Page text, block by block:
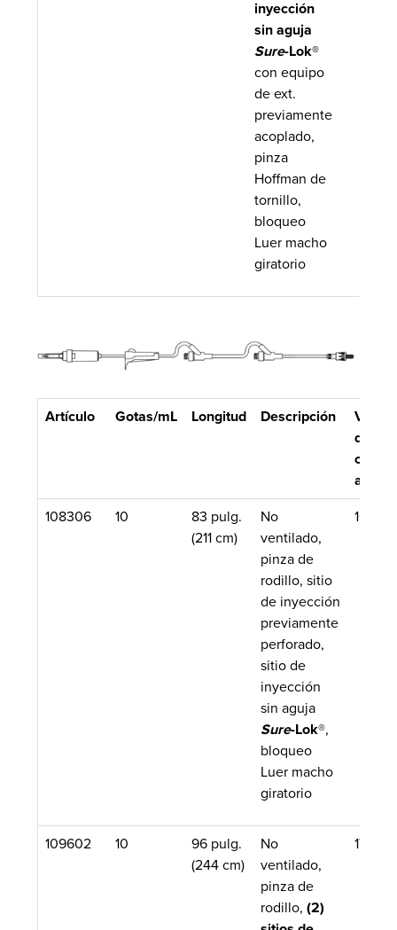
inyección
sin aguja
Sure-Lok®
con equipo
de ext.
previamente
acoplado,
pinza
Hoffman de
tornillo,
bloqueo
Luer macho
giratorio
Artículo Gotas/mL Longitud Descripción
de
aprox.
108306 10
83 pulg.
(211 cm)
No
ventilado,
pinza de
rodillo, sitio
de inyección
previamente
perforado,
sitio de
inyección
sin aguja
Sure-Lok®,
bloqueo
Luer macho
giratorio
16 mL
109602 10
96 pulg.
(244 cm)
No
ventilado,
pinza de
rodillo, (2)
17.5 mL